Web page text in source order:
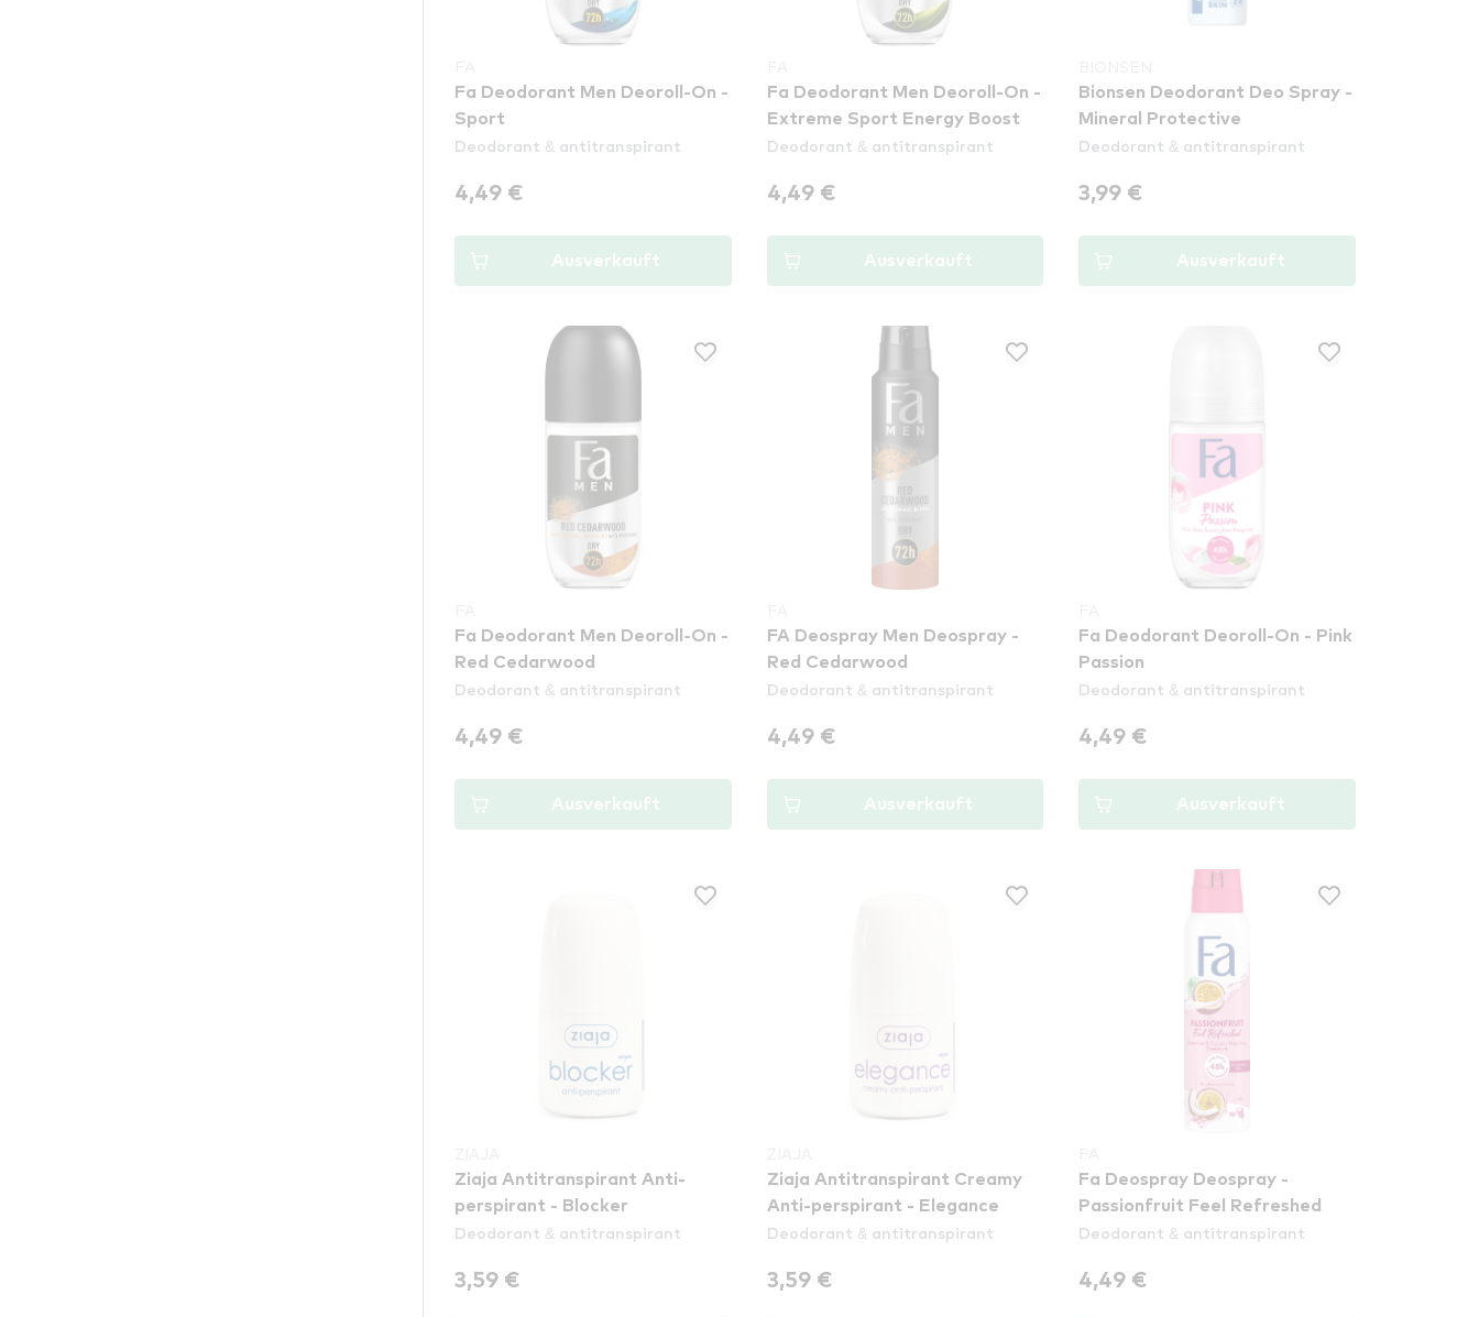
Fa Deodorant Men Deoroll-On -
Sport
Deodorant & antitranspirant
4,49 €
Ausverkauft
Fa Deodorant Men Deoroll-On -
Extreme Sport Energy Boost
Deodorant & antitranspirant
4,49 €
Ausverkauft
Bionsen Deodorant Deo Spray -
Mineral Protective
Deodorant & antitranspirant
3,99 €
Ausverkauft
Fa Deodorant Men Deoroll-On -
Red Cedarwood
Deodorant & antitranspirant
4,49 €
Ausverkauft
FA Deospray Men Deospray -
Red Cedarwood
Deodorant & antitranspirant
4,49 €
Ausverkauft
Fa Deodorant Deoroll-On - Pink
Passion
Deodorant & antitranspirant
4,49 €
Ausverkauft
Ziaja Antitranspirant Anti-
perspirant - Blocker
Deodorant & antitranspirant
3,59 €
Ziaja Antitranspirant Creamy
Anti-perspirant - Elegance
Deodorant & antitranspirant
3,59 €
Fa Deospray Deospray -
Passionfruit Feel Refreshed
Deodorant & antitranspirant
4,49 €